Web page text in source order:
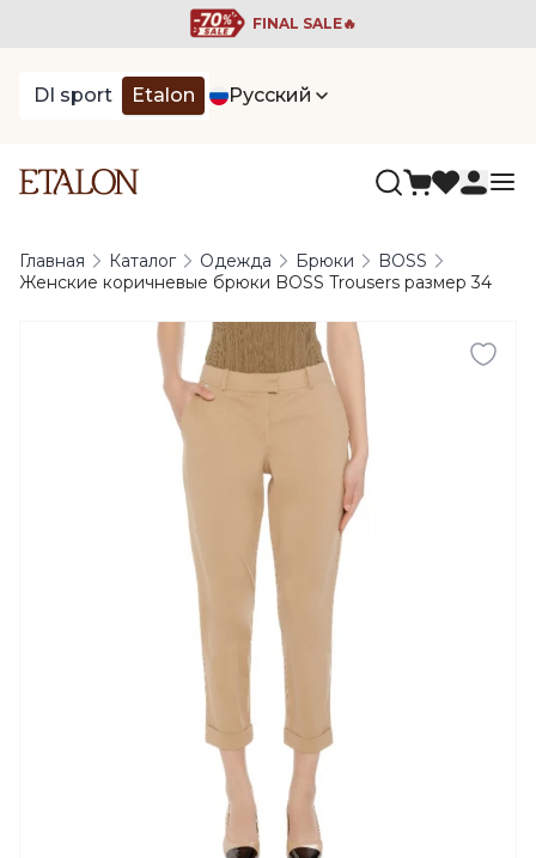
FINAL SALE🔥
DI sport Etalon Русский
Главная Каталог Одежда Брюки
BOSS
Женские коричневые брюки BOSS Trousers размер 34